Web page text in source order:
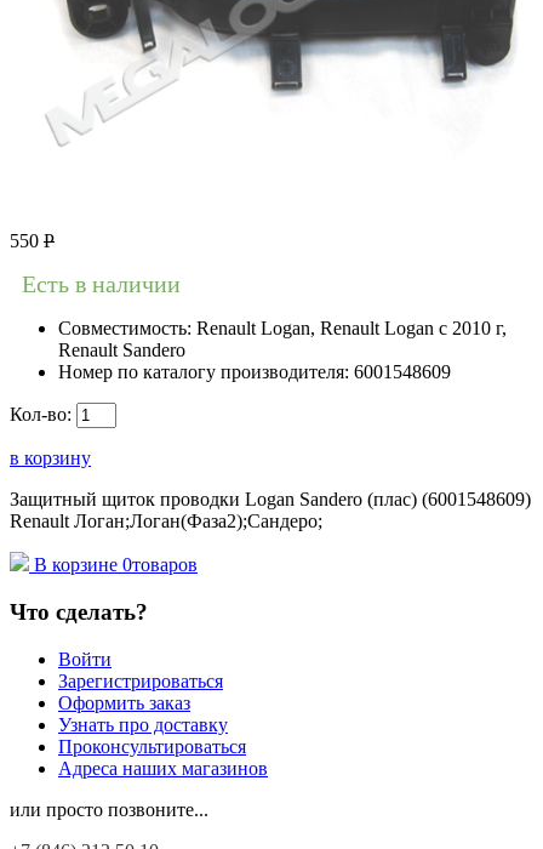
550 Р
Есть в наличии
Совместимость: Renault Logan, Renault Logan c 2010 г,
Renault Sandero
Номер по каталогу производителя: 6001548609
Кол-во:
в корзину
Защитный щиток проводки Logan Sandero (плас) (6001548609)
Renault Логан;Логан(Фаза2);Сандеро;
В корзине 0товаров
Что сделать?
Войти
Зарегистрироваться
Оформить заказ
Узнать про доставку
Проконсультироваться
Адреса наших магазинов
или просто позвоните...